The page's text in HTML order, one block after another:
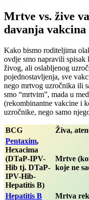
Mrtve vs. žive
davanja vakcina
Kako bismo roditeljima
ovdje smo napravili spisak
živog, ali oslabljenog
pojednostavljenja, sve
nego mrtvog uzročnika ili
smo “mrtvim”, mada u
(rekombinantne vakcine i
uzročnike, nego samo
BCG
Živa,
Pentaxim,
Hexacima
(DTaP-IPV-
Hib tj. DTaP-
IPV-Hib-
Hepatitis B)
Mrtve
koje ne
Hepatitis B Mrtva